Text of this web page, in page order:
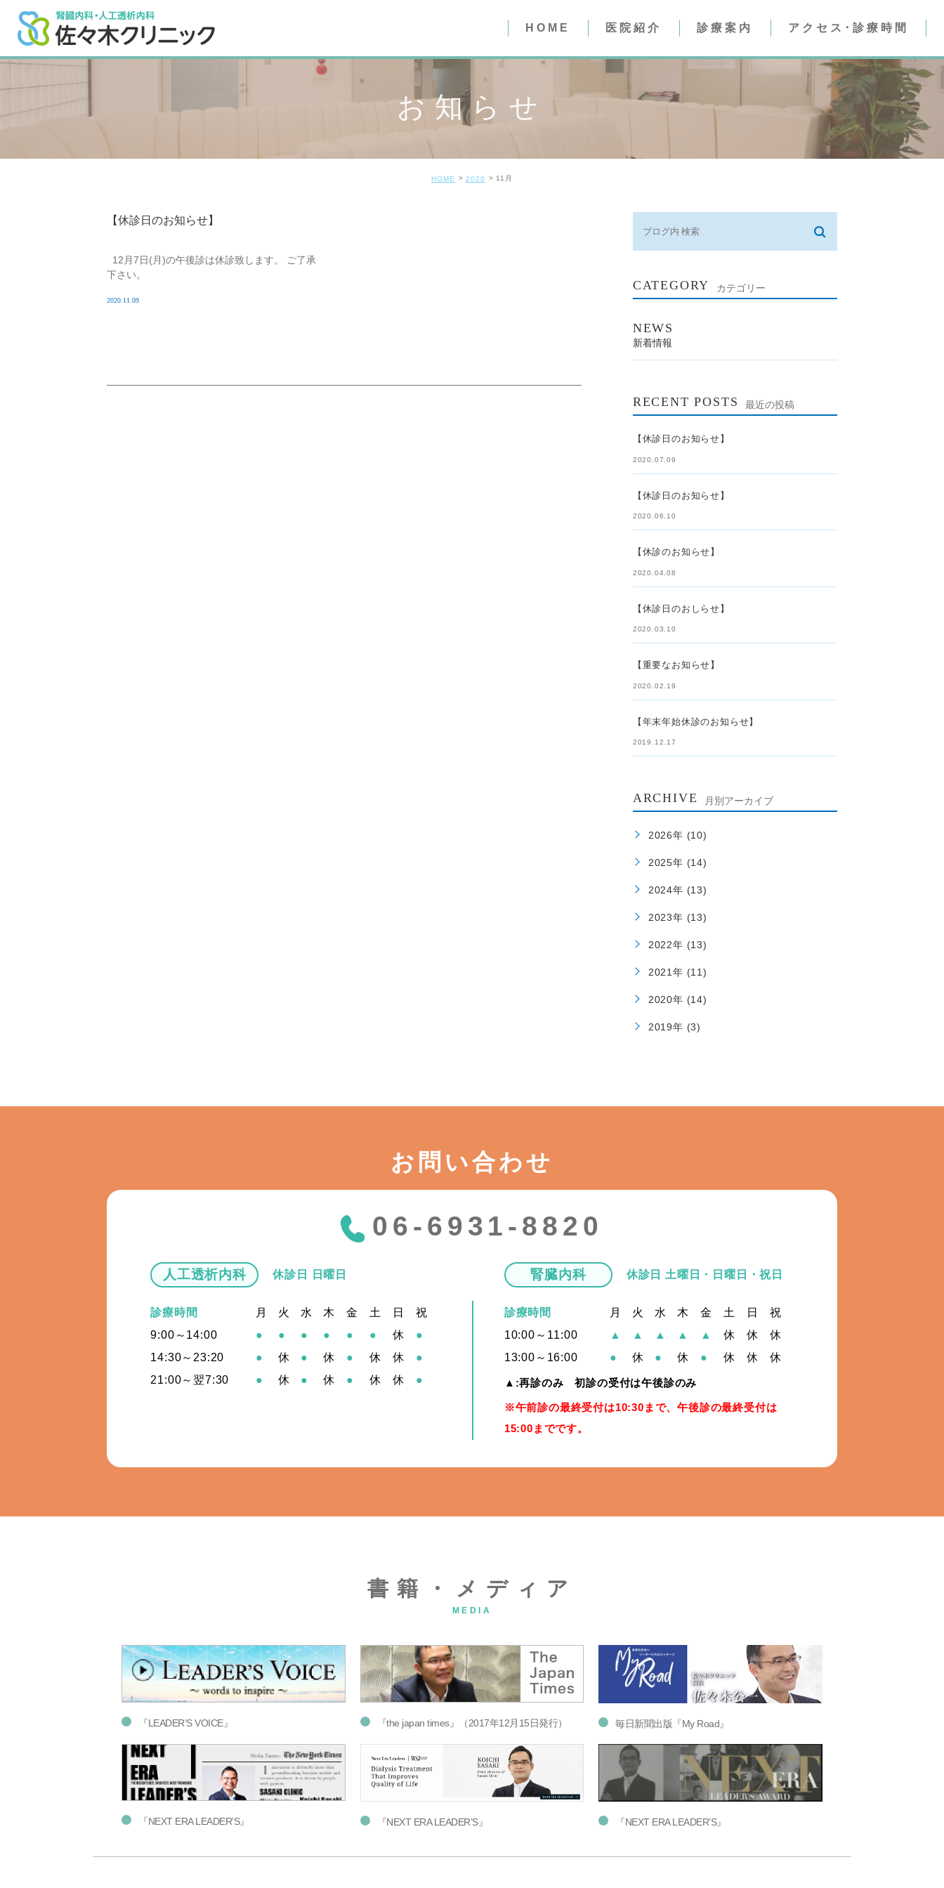
HOME 医院紹介
医院紹介
診療案内 アクセス･診療時間
お知らせ
HOME 2020 11月
【休診日のお知らせ】
12月7日(月)の午後診は休診致します。 ご了承
下さい。
2020.11.09
CATEGORY カテゴリー
NEWS
新着情報
RECENT POSTS 最近の投稿
【休診日のお知らせ】
2020.07.09
【休診日のお知らせ】
2020.06.10
【休診のお知らせ】
2020.04.08
【休診日のおしらせ】
2020.03.10
【重要なお知らせ】
2020.02.19
【年末年始休診のお知らせ】
2019.12.17
ARCHIVE 月別アーカイブ
2026年 (10)
2025年 (14)
2024年 (13)
2023年 (13)
2022年 (13)
2021年 (11)
2020年 (14)
2019年 (3)
お問い合わせ
06-6931-8820
人工透析内科 休診日 日曜日
診療時間 月 火 水 木 金 土 日
祝
9:00～14:00
● ● ● ● ● ● 休
●
14:30～23:20
● 休 ● 休 ● 休 休
●
21:00～翌7:30
● 休 ● 休 ● 休 休 ●
腎臓内科 休診日 土曜日・日曜日・祝日
診療時間 月 火 水 木 金 土 日
祝
10:00～11:00
▲ ▲ ▲ ▲ ▲ 休 休
休
13:00～16:00
● 休 ● 休 ● 休 休 休
▲:再診のみ 初診の受付は午後診のみ
※午前診の最終受付は10:30まで、午後診の最終受付は
15:00までです。
書籍・メディア
MEDIA
『LEADER’S VOICE』 『the japan times』（2017年12月15日発行） 毎日新聞出版『My Road』
『NEXT ERA LEADER’S』 『NEXT ERA LEADER’S』 『NEXT ERA LEADER’S』